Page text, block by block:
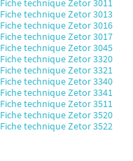
Fiche technique Zetor 3011
Fiche technique Zetor 3013
Fiche technique Zetor 3016
Fiche technique Zetor 3017
Fiche technique Zetor 3045
Fiche technique Zetor 3320
Fiche technique Zetor 3321
Fiche technique Zetor 3340
Fiche technique Zetor 3341
Fiche technique Zetor 3511
Fiche technique Zetor 3520
Fiche technique Zetor 3522